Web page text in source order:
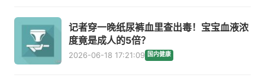
记者穿一晚纸尿裤血里查出毒！宝宝血液浓
度竟是成人的5倍？
2026-06-18 17:21:09 国内健康